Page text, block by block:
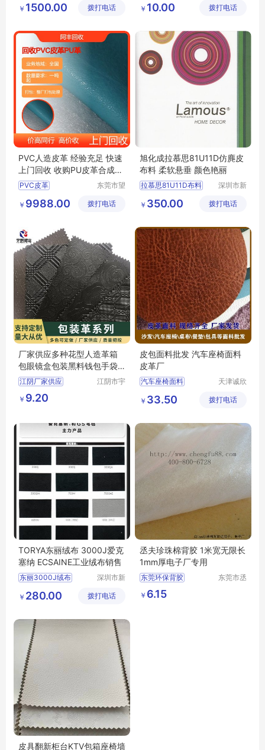
污水处理行情
科技有限
￥ 1500.00 拨打电话
家具箱包翻新人造皮革
家具防水人造革
限公司
￥ 10.00 拨打电话
PVC人造皮革 经验充足 快速
上门回收 收购PU皮革合成革
上门高价
PVC皮革
回收PU革 回收人造革
东莞市望
布料商行
￥ 9988.00 拨打电话
旭化成拉慕思81U11D仿麂皮
布料 柔软悬垂 颜色艳丽
拉慕思81U11D布料
ASAHIKASEI布料
深圳市新
链有限公
￥ 350.00 拨打电话
厂家供应多种花型人造革箱
包眼镜盒包装黑料钱包手袋
印刷皮革
江阴厂家供应
江阴市宇
￥ 9.20
皮包面料批发 汽车座椅面料
皮革厂
汽车座椅面料
天津诚欣
有限公司
￥ 33.50 拨打电话
TORYA东丽绒布 3000J爱克
塞纳 ECSAINE工业绒布销售
东丽3000J绒布
TORYA3000J
3000J绒布批发
深圳市新
链有限公
￥ 280.00 拨打电话
丞夫珍珠棉背胶 1米宽无限长
1mm厚电子厂专用
东莞环保背胶
珍珠棉背胶
珍珠棉单面背胶
东莞市丞
￥ 6.15
皮具翻新柜台KTV包箱座椅墙